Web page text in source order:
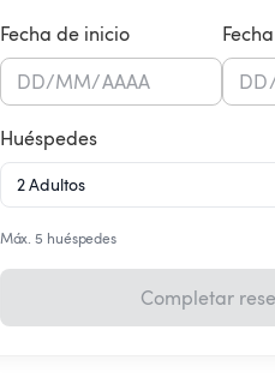
Fecha de inicio
DD/MM/AAAA
DD
Huéspedes
Máx. 5 huéspedes
Completar